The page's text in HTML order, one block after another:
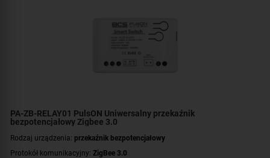
PA-ZB-RELAY01 PulsON Uniwersalny przekaźnik
bezpotencjałowy Zigbee 3.0
Rodzaj urządzenia: przekaźnik bezpotencjałowy
Protokół komunikacyjny: ZigBee 3.0